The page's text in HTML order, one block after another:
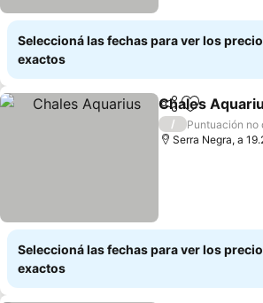
Seleccioná las fechas para ver los
exactos
Compartir
Añadir a
Chales
/
Puntuación no
Serra Negra, a
Seleccioná las fechas para ver los
exactos